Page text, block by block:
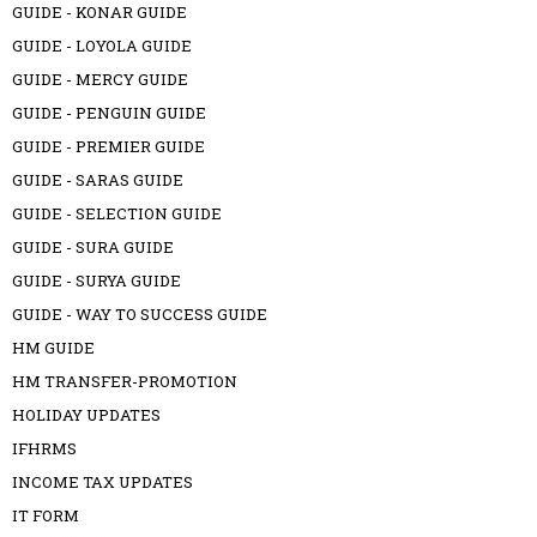
GUIDE - KONAR GUIDE
GUIDE - LOYOLA GUIDE
GUIDE - MERCY GUIDE
GUIDE - PENGUIN GUIDE
GUIDE - PREMIER GUIDE
GUIDE - SARAS GUIDE
GUIDE - SELECTION GUIDE
GUIDE - SURA GUIDE
GUIDE - SURYA GUIDE
GUIDE - WAY TO SUCCESS GUIDE
HM GUIDE
HM TRANSFER-PROMOTION
HOLIDAY UPDATES
IFHRMS
INCOME TAX UPDATES
IT FORM